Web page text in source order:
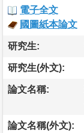
電子全文
國圖紙本論文
研究生:
研究生(外文):
論文名稱:
論文名稱(外文):